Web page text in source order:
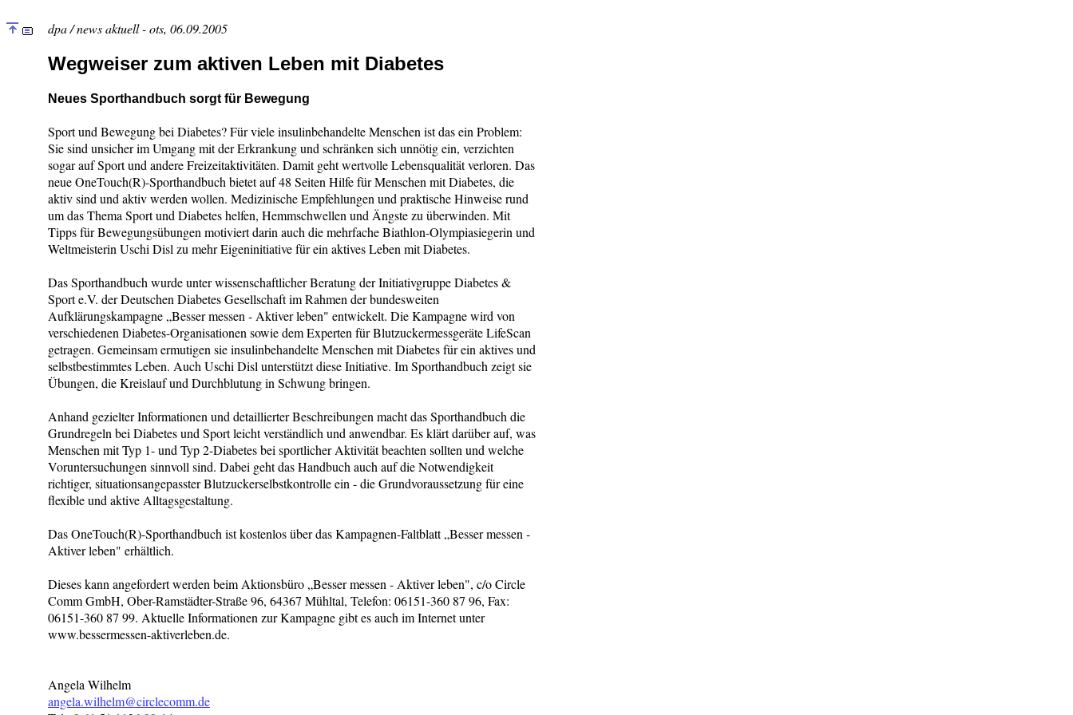
dpa / news aktuell - ots, 06.09.2005
Wegweiser zum aktiven Leben mit Diabetes
Neues Sporthandbuch sorgt für Bewegung
Sport und Bewegung bei Diabetes? Für viele insulinbehandelte Menschen ist das ein Problem:
Sie sind unsicher im Umgang mit der Erkrankung und schränken sich unnötig ein, verzichten
sogar auf Sport und andere Freizeitaktivitäten. Damit geht wertvolle Lebensqualität verloren. Das
neue OneTouch(R)-Sporthandbuch bietet auf 48 Seiten Hilfe für Menschen mit Diabetes, die
aktiv sind und aktiv werden wollen. Medizinische Empfehlungen und praktische Hinweise rund
um das Thema Sport und Diabetes helfen, Hemmschwellen und Ängste zu überwinden. Mit
Tipps für Bewegungsübungen motiviert darin auch die mehrfache Biathlon-Olympiasiegerin und
Weltmeisterin Uschi Disl zu mehr Eigeninitiative für ein aktives Leben mit Diabetes.
Das Sporthandbuch wurde unter wissenschaftlicher Beratung der Initiativgruppe Diabetes &
Sport e.V. der Deutschen Diabetes Gesellschaft im Rahmen der bundesweiten
Aufklärungskampagne „Besser messen - Aktiver leben" entwickelt. Die Kampagne wird von
verschiedenen Diabetes-Organisationen sowie dem Experten für Blutzuckermessgeräte LifeScan
getragen. Gemeinsam ermutigen sie insulinbehandelte Menschen mit Diabetes für ein aktives und
selbstbestimmtes Leben. Auch Uschi Disl unterstützt diese Initiative. Im Sporthandbuch zeigt sie
Übungen, die Kreislauf und Durchblutung in Schwung bringen.
Anhand gezielter Informationen und detaillierter Beschreibungen macht das Sporthandbuch die
Grundregeln bei Diabetes und Sport leicht verständlich und anwendbar. Es klärt darüber auf, was
Menschen mit Typ 1- und Typ 2-Diabetes bei sportlicher Aktivität beachten sollten und welche
Voruntersuchungen sinnvoll sind. Dabei geht das Handbuch auch auf die Notwendigkeit
richtiger, situationsangepasster Blutzuckerselbstkontrolle ein - die Grundvoraussetzung für eine
flexible und aktive Alltagsgestaltung.
Das OneTouch(R)-Sporthandbuch ist kostenlos über das Kampagnen-Faltblatt „Besser messen -
Aktiver leben" erhältlich.
Dieses kann angefordert werden beim Aktionsbüro „Besser messen - Aktiver leben", c/o Circle
Comm GmbH, Ober-Ramstädter-Straße 96, 64367 Mühltal, Telefon: 06151-360 87 96, Fax:
06151-360 87 99. Aktuelle Informationen zur Kampagne gibt es auch im Internet unter
www.bessermessen-aktiverleben.de.
Angela Wilhelm
angela.wilhelm@circlecomm.de